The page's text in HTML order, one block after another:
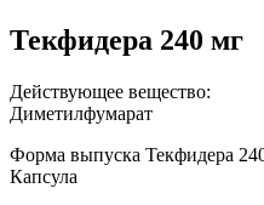
Текфидера 240 мг
Действующее вещество:
Диметилфумарат
Форма выпуска Текфидера
Капсула